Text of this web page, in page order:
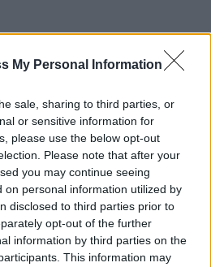
My Personal Information
sale, sharing to third parties, or
or sensitive information for
please use the below opt-out
Please note that after your
you may continue seeing
on personal information utilized by
disclosed to third parties prior to
opt-out of the further
information by third parties on the
This information may
ültessünk növényeket a
borostyánnal befuttatott